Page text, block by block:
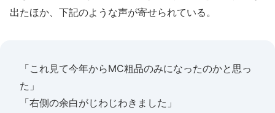
出たほか、下記のような声が寄せられている。
「これ見て今年からMC粗品のみになったのかと思っ
た」
「右側の余白がじわじわきました」